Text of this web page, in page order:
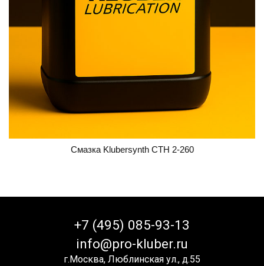
Смазка Klubersynth CTH 2-260
+7 (495) 085-93-13
info@pro-kluber.ru
г.Москва, Люблинская ул., д.55